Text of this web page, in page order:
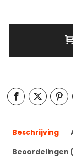
Beschrijving
Beoordelingen